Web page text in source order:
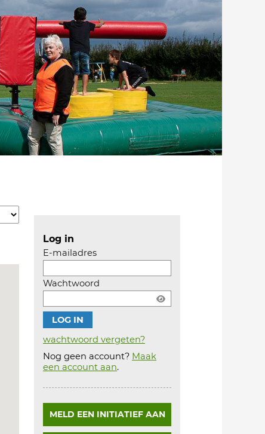
Log in
E-mailadres
Wachtwoord
wachtwoord vergeten?
Nog geen account? Maak
een account aan.Account
MELD EEN INITIATIEF AAN